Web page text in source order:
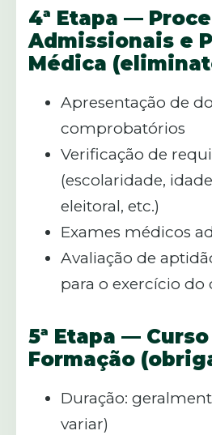
4ª Etapa —
Admissionais e
Médica
Apresentação de
comprobatórios
Verificação de
(escolaridade,
eleitoral, etc.)
Exames médicos
Avaliação de
para o exercício do
5ª Etapa —
Formação
Duração:
variar)